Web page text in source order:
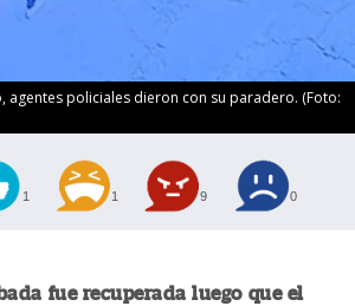
agentes policiales dieron con su paradero. (Foto:
1 1 9 0
fue recuperada luego que el